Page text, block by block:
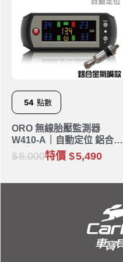
54 點數
ORO 無線胎壓監測器
W410-A｜自動定位 鋁合金
氣嘴
8,000特價 5,490